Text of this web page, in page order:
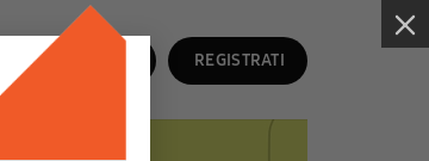
REGISTRATI